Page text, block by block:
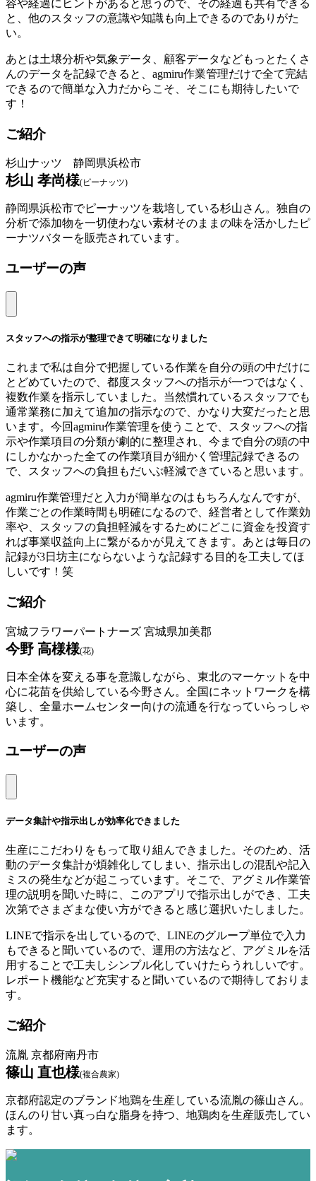
容や経過にヒントがあると思うので、その経過も共有できる
と、他のスタッフの意識や知識も向上できるのでありがた
い。
あとは土壌分析や気象データ、顧客データなどもっとたくさ
んのデータを記録できると、agmiru作業管理だけで全て完結
できるので簡単な入力だからこそ、そこにも期待したいで
す！
ご紹介
杉山ナッツ 静岡県浜松市
杉山 孝尚様(ピーナッツ)
静岡県浜松市でピーナッツを栽培している杉山さん。独自の
分析で添加物を一切使わない素材そのままの味を活かしたピ
ーナツバターを販売されています。
ユーザーの声
スタッフへの指示が整理できて明確になりました
これまで私は自分で把握している作業を自分の頭の中だけに
とどめていたので、都度スタッフへの指示が一つではなく、
複数作業を指示していました。当然慣れているスタッフでも
通常業務に加えて追加の指示なので、かなり大変だったと思
います。今回agmiru作業管理を使うことで、スタッフへの指
示や作業項目の分類が劇的に整理され、今まで自分の頭の中
にしかなかった全ての作業項目が細かく管理記録できるの
で、スタッフへの負担もだいぶ軽減できていると思います。
agmiru作業管理だと入力が簡単なのはもちろんなんですが、
作業ごとの作業時間も明確になるので、経営者として作業効
率や、スタッフの負担軽減をするためにどこに資金を投資す
れば事業収益向上に繋がるかが見えてきます。あとは毎日の
記録が3日坊主にならないような記録する目的を工夫してほ
しいです！笑
ご紹介
宮城フラワーパートナーズ 宮城県加美郡
今野 高様様(花)
日本全体を変える事を意識しながら、東北のマーケットを中
心に花苗を供給している今野さん。全国にネットワークを構
築し、全量ホームセンター向けの流通を行なっていらっしゃ
います。
ユーザーの声
データ集計や指示出しが効率化できました
生産にこだわりをもって取り組んできました。そのため、活
動のデータ集計が煩雑化してしまい、指示出しの混乱や記入
ミスの発生などが起こっています。そこで、アグミル作業管
理の説明を聞いた時に、このアプリで指示出しができ、工夫
次第でさまざまな使い方ができると感じ選択いたしました。
LINEで指示を出しているので、LINEのグループ単位で入力
もできると聞いているので、運用の方法など、アグミルを活
用することで工夫しシンプル化していけたらうれしいです。
レポート機能など充実すると聞いているので期待しておりま
す。
ご紹介
流胤 京都府南丹市
篠山 直也様(複合農家)
京都府認定のブランド地鶏を生産している流胤の篠山さん。
ほんのり甘い真っ白な脂身を持つ、地鶏肉を生産販売してい
ます。